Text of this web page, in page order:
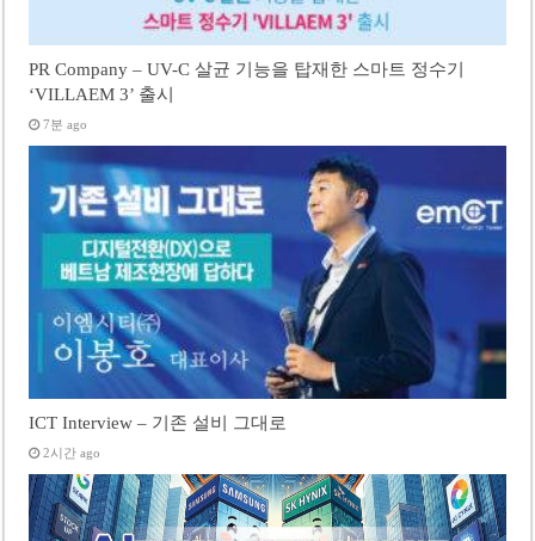
PR Company – UV-C 살균 기능을 탑재한 스마트 정수기
‘VILLAEM 3’ 출시
7분 ago
ICT Interview – 기존 설비 그대로
2시간 ago